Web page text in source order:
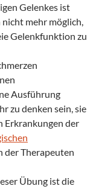
Gelenkes ist
mehr möglich,
Gelenkfunktion zu
Ausführung
zu denken sein, sie
Erkrankungen der
der Therapeuten
Übung ist die